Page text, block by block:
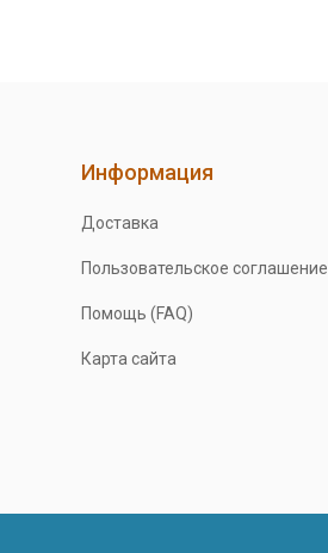
Информация
Доставка
Пользовательское соглашение
Помощь (FAQ)
Карта сайта